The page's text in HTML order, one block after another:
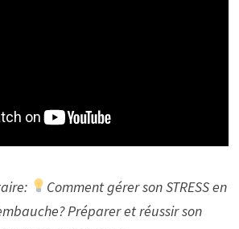
Comment gérer son STRESS en
Préparer et réussir son